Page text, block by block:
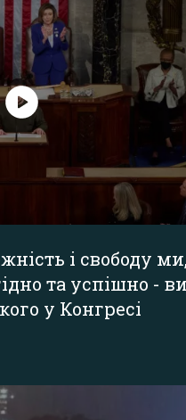
і свободу
та успішно -
у Конгресі